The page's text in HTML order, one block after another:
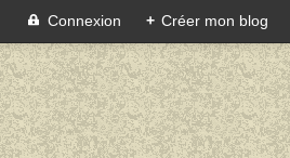
Connexion + Créer mon blog